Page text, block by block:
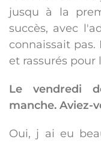
jusqu à la
succès, avec
connaissait
et rassurés pour
Le vendredi
manche. Aviez-
Oui, j ai eu